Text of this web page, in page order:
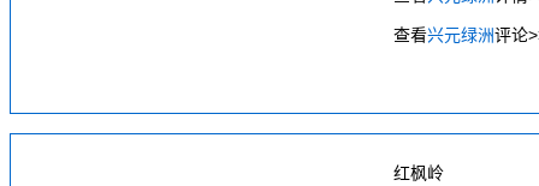
查看兴元绿洲评论
红枫岭